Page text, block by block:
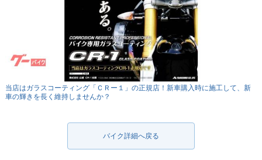
当店はガラスコーティング「ＣＲー１」の正規店！新車購入時に施工して、新
車の輝きを長く維持しませんか？
バイク詳細へ戻る